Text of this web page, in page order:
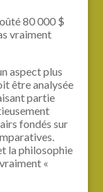
80 000 $
vraiment
aspect plus
être analysée
partie
fondés sur
la philosophie
«